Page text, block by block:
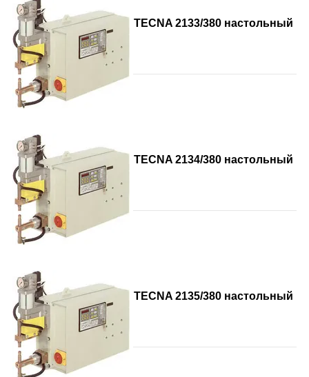
TECNA 2133/380 настольный
TECNA 2134/380 настольный
TECNA 2135/380 настольный